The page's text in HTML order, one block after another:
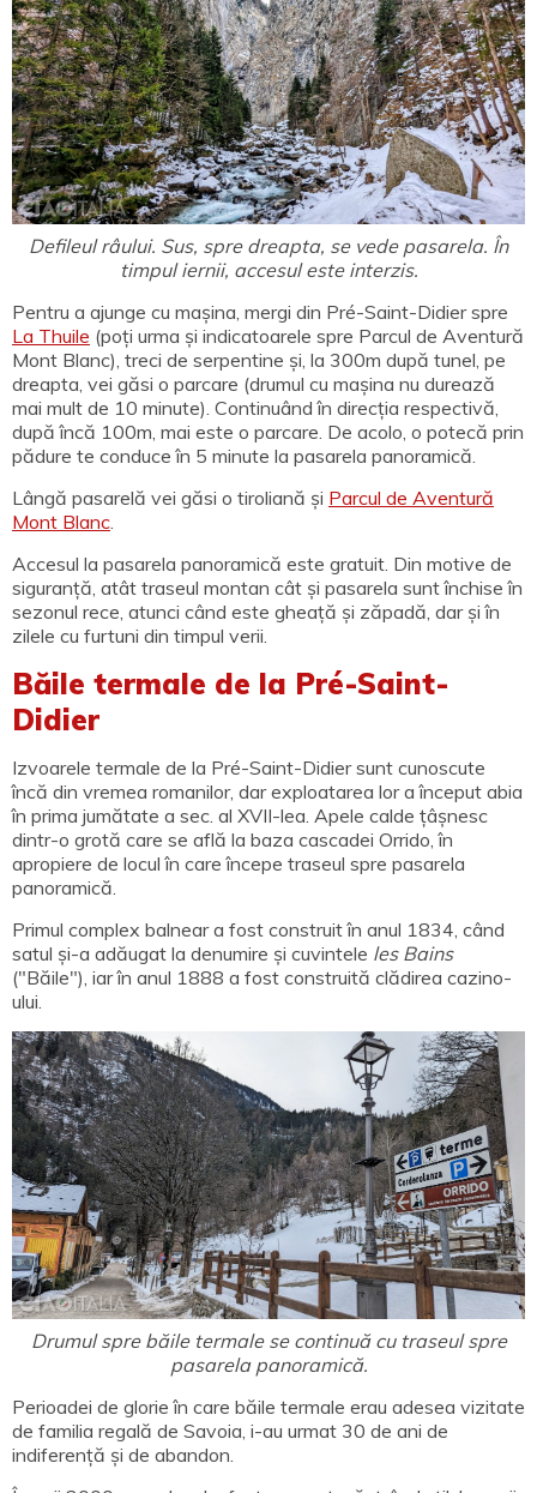
Defileul râului. Sus, spre dreapta, se vede pasarela. În
timpul iernii, accesul este interzis.
Pentru a ajunge cu mașina, mergi din Pré-Saint-Didier spre
La Thuile (poți urma și indicatoarele spre Parcul de Aventură
Mont Blanc), treci de serpentine și, la 300m după tunel, pe
dreapta, vei găsi o parcare (drumul cu mașina nu durează
mai mult de 10 minute). Continuând în direcția respectivă,
după încă 100m, mai este o parcare. De acolo, o potecă prin
pădure te conduce în 5 minute la pasarela panoramică.
Lângă pasarelă vei găsi o tiroliană și Parcul de Aventură
Mont Blanc
Accesul la pasarela panoramică este gratuit. Din motive de
siguranță, atât traseul montan cât și pasarela sunt închise în
sezonul rece, atunci când este gheață și zăpadă, dar și în
zilele cu furtuni din timpul verii.
Băile termale de la Pré-Saint-
Didier
Izvoarele termale de la Pré-Saint-Didier sunt cunoscute
încă din vremea romanilor, dar exploatarea lor a început abia
în prima jumătate a sec. al XVII-lea. Apele calde țâșnesc
dintr-o grotă care se află la baza cascadei Orrido, în
apropiere de locul în care începe traseul spre pasarela
panoramică.
Primul complex balnear a fost construit în anul 1834, când
satul și-a adăugat la denumire și cuvintele les Bains
("Băile"), iar în anul 1888 a fost construită clădirea cazino-
ului.
Drumul spre băile termale se continuă cu traseul spre
pasarela panoramică.
Perioadei de glorie în care băile termale erau adesea vizitate
de familia regală de Savoia, i-au urmat 30 de ani de
indiferență și de abandon.